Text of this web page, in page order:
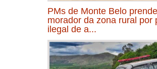
PMs de Monte Belo
morador da zona rural por
ilegal de a...